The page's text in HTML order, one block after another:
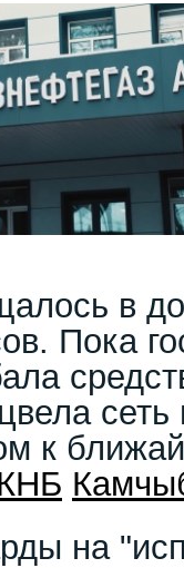
в
Пока
к
на